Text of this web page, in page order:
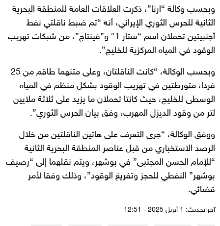
وبحسب وكالة “ارنا”، ذكرت العلاقات العامة للمنطقة البحرية
الثانية للحرس الثوري الإيراني، أنه “تم ضبط ناقلتي نفط
أجنبيتين تحملان اسم “ستار 1″ و”فينتاج”، من شبكات تهريب
الوقود في المياه المركزية للخليج”.
وبحسب الوكالة، “كانت الناقلتان، وعلى متنهما طاقم من 25
فردا، متورطتين في تهريب الوقود بشكل منظم في المياه
الوسطى للخليج، حيث كانتا تحملان ما يزيد على ثلاثة ملايين
لتر من وقود الديزل المهرب، وفق بيان الحرس الثوري”.
ووفق الوكالة، “جرى التعرف على هاتين الناقلتين من خلال
الرصد الاستخباري من قبل عناصر المنطقة البحرية الثانية
“للإمام الحسن المجتبى” في بوشهر، ويتم نقلهما إلى “رصيف
بوشهر” النفطي للحجز وتفريغ الوقود”، وذلك وفقا لأمر
قضائي.
آخر تحديث: 1 أبريل 2025 - 12:51